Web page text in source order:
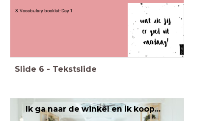
3. Vocabulary booklet: Day 1
Slide 6 - Tekstslide
Ik ga naar de winkel en ik koop...